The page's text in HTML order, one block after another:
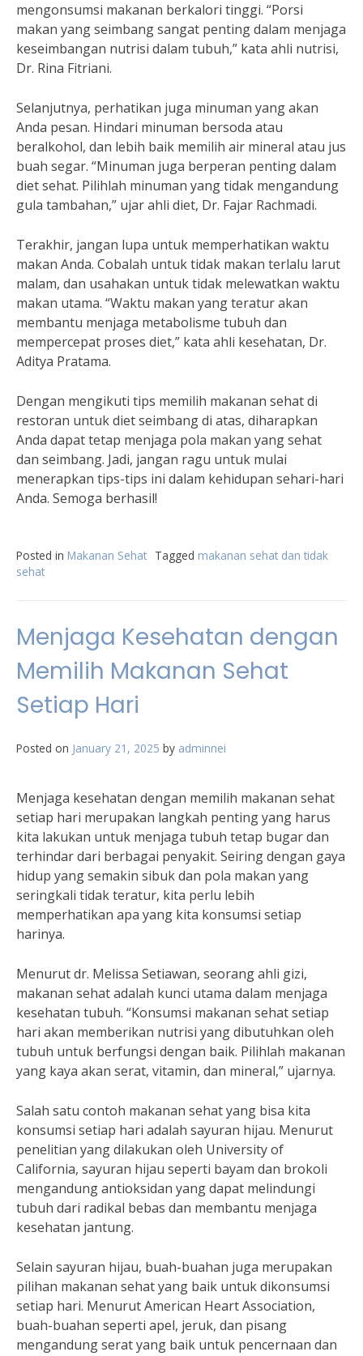
mengonsumsi makanan berkalori tinggi. “Porsi
makan yang seimbang sangat penting dalam menjaga
keseimbangan nutrisi dalam tubuh,” kata ahli nutrisi,
Dr. Rina Fitriani.
Selanjutnya, perhatikan juga minuman yang akan
Anda pesan. Hindari minuman bersoda atau
beralkohol, dan lebih baik memilih air mineral atau jus
buah segar. “Minuman juga berperan penting dalam
diet sehat. Pilihlah minuman yang tidak mengandung
gula tambahan,” ujar ahli diet, Dr. Fajar Rachmadi.
Terakhir, jangan lupa untuk memperhatikan waktu
makan Anda. Cobalah untuk tidak makan terlalu larut
malam, dan usahakan untuk tidak melewatkan waktu
makan utama. “Waktu makan yang teratur akan
membantu menjaga metabolisme tubuh dan
mempercepat proses diet,” kata ahli kesehatan, Dr.
Aditya Pratama.
Dengan mengikuti tips memilih makanan sehat di
restoran untuk diet seimbang di atas, diharapkan
Anda dapat tetap menjaga pola makan yang sehat
dan seimbang. Jadi, jangan ragu untuk mulai
menerapkan tips-tips ini dalam kehidupan sehari-hari
Anda. Semoga berhasil!
Posted in Makanan Sehat Tagged makanan sehat dan tidak
sehat
Menjaga Kesehatan dengan
Memilih Makanan Sehat
Setiap Hari
Posted on January 21, 2025 by adminnei
Menjaga kesehatan dengan memilih makanan sehat
setiap hari merupakan langkah penting yang harus
kita lakukan untuk menjaga tubuh tetap bugar dan
terhindar dari berbagai penyakit. Seiring dengan gaya
hidup yang semakin sibuk dan pola makan yang
seringkali tidak teratur, kita perlu lebih
memperhatikan apa yang kita konsumsi setiap
harinya.
Menurut dr. Melissa Setiawan, seorang ahli gizi,
makanan sehat adalah kunci utama dalam menjaga
kesehatan tubuh. “Konsumsi makanan sehat setiap
hari akan memberikan nutrisi yang dibutuhkan oleh
tubuh untuk berfungsi dengan baik. Pilihlah makanan
yang kaya akan serat, vitamin, dan mineral,” ujarnya.
Salah satu contoh makanan sehat yang bisa kita
konsumsi setiap hari adalah sayuran hijau. Menurut
penelitian yang dilakukan oleh University of
California, sayuran hijau seperti bayam dan brokoli
mengandung antioksidan yang dapat melindungi
tubuh dari radikal bebas dan membantu menjaga
kesehatan jantung.
Selain sayuran hijau, buah-buahan juga merupakan
pilihan makanan sehat yang baik untuk dikonsumsi
setiap hari. Menurut American Heart Association,
buah-buahan seperti apel, jeruk, dan pisang
mengandung serat yang baik untuk pencernaan dan